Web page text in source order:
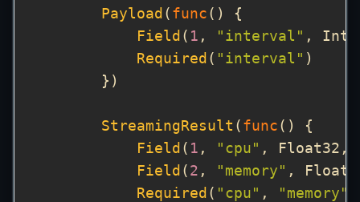
Payload ( func
Field ( 1 , "interval" ,
Required ( "interval"
StreamingResult ( func
Field ( 1 , "cpu" , Float32,
Field ( 2 , "memory" ,
Required ( "cpu" , "memory"